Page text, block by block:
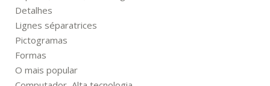
Detalhes
Lignes séparatrices
Pictogramas
Formas
O mais popular